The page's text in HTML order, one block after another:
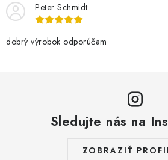
Peter Schmidt
dobrý výrobok odporúčam
Sledujte nás na
ZOBRAZIŤ